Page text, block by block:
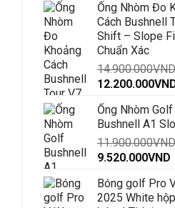
là:
6.250.000VND.
Ống Nhòm Đo
Cách Bushnell
Shift – Slope
Chuẩn Xác
14.900.000VND
Giá
là:
12.200.000
Ống Nhòm Golf
Bushnell A1
11.900.000VND
Giá
là:
11.900.000VND.
9.520.000VND
là:
Bóng golf Pro
2025 White